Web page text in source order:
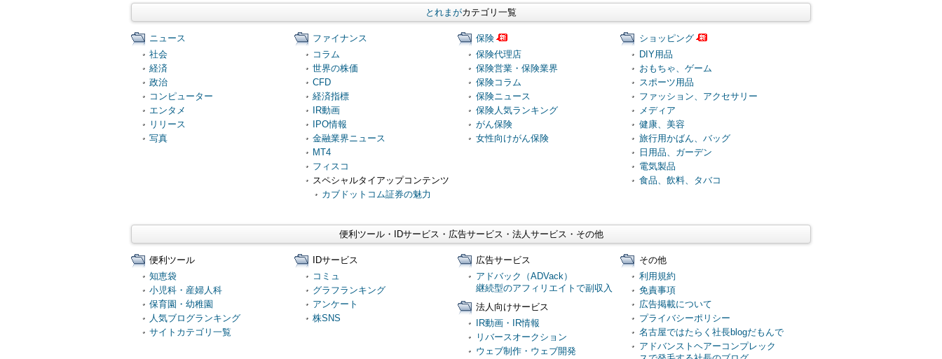
とれまがカテゴリ一覧
ニュース
社会
経済
政治
コンピューター
エンタメ
リリース
写真
ファイナンス
コラム
世界の株価
CFD
経済指標
IR動画
IPO情報
金融業界ニュース
MT4
フィスコ
スペシャルタイアップコンテンツ
カブドットコム証券の魅力
保険
保険代理店
保険営業・保険業界
保険コラム
保険ニュース
保険人気ランキング
がん保険
女性向けがん保険
ショッピング
DIY用品
おもちゃ、ゲーム
スポーツ用品
ファッション、アクセサリー
メディア
健康、美容
旅行用かばん、バッグ
日用品、ガーデン
電気製品
食品、飲料、タバコ
便利ツール・IDサービス・広告サービス・法人サービス・その他
便利ツール
知恵袋
小児科・産婦人科
保育園・幼稚園
人気ブログランキング
サイトカテゴリ一覧
IDサービス
コミュ
グラフランキング
アンケート
株SNS
広告サービス
アドバック（ADVack）
継続型のアフィリエイトで副収入
法人向けサービス
IR動画・IR情報
リバースオークション
ウェブ制作・ウェブ開発
その他
利用規約
免責事項
広告掲載について
プライバシーポリシー
名古屋ではたらく社長blogだもんで
アドバンストヘアーコンプレック